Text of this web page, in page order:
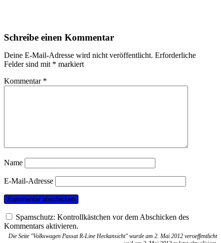
Schreibe einen Kommentar
Deine E-Mail-Adresse wird nicht veröffentlicht. Erforderliche
Felder sind mit * markiert
Kommentar *
Name
E-Mail-Adresse
Spamschutz: Kontrollkästchen vor dem Abschicken des
Kommentars aktivieren.
Die Seite "Volkswagen Passat R-Line Heckansicht" wurde am 2. Mai 2012 veroeffentlicht